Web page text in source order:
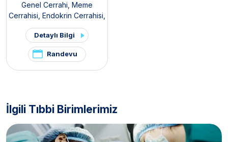
Genel Cerrahi, Meme
Cerrahisi, Endokrin Cerrahisi,
Gastroenteroloji Cerrahisi
Organ Nakli Merkezi
Böbrek Nakli Merkezi
Karaciğer Nakli Merkezi
Detaylı Bilgi
Randevu
İlgili Tıbbi Birimlerimiz